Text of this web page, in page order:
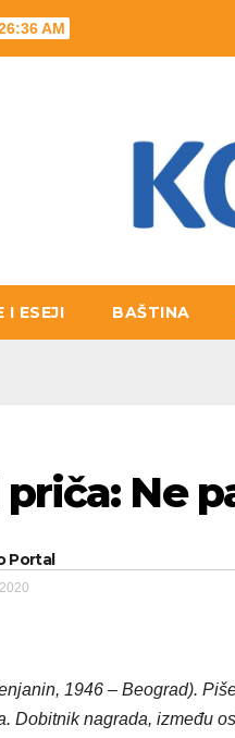
AM
I ESEJI BAŠTINA
Ne
Portal
1946 – Beograd).
Dobitnik nagrada, između